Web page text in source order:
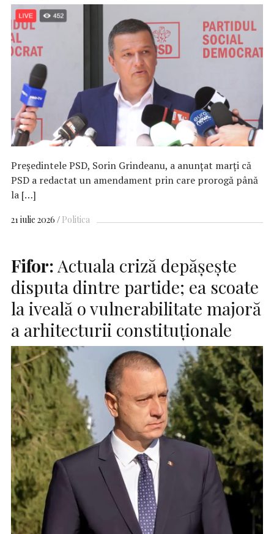
Preşedintele PSD, Sorin Grindeanu, a anunţat marţi că
PSD a redactat un amendament prin care prorogă până
la […]
21 iulie 2026 Politica
Fifor: Actuala criză depăşeşte
disputa dintre partide; ea scoate
la iveală o vulnerabilitate majoră
a arhitecturii constituţionale